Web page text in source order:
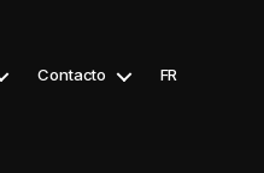
Contacto FR